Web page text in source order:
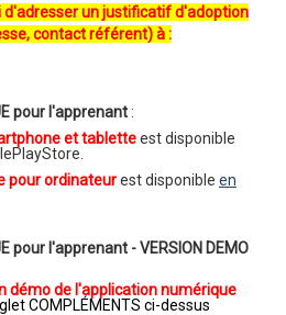
d'adresser un justificatif d'adoption
contact référent) à :
pour l'apprenant :
et tabletteest disponible
pour ordinateurest disponible en
pour l'apprenant - VERSION DEMO
démo de l'application numérique
COMPLÉMENTS ci-dessus